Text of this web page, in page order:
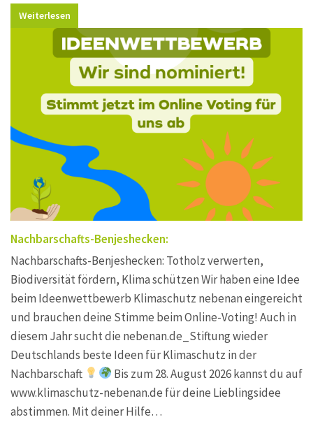
Weiterlesen
Nachbarschafts-Benjeshecken:
Nachbarschafts-Benjeshecken: Totholz verwerten,
Biodiversität fördern, Klima schützen Wir haben eine Idee
beim Ideenwettbewerb Klimaschutz nebenan eingereicht
und brauchen deine Stimme beim Online-Voting! Auch in
diesem Jahr sucht die nebenan.de_Stiftung wieder
Deutschlands beste Ideen für Klimaschutz in der
Nachbarschaft
Bis zum 28. August 2026 kannst du auf
www.klimaschutz-nebenan.de für deine Lieblingsidee
abstimmen. Mit deiner Hilfe…